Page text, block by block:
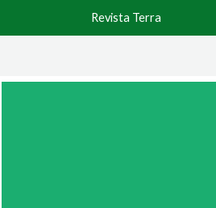
Revista Terra